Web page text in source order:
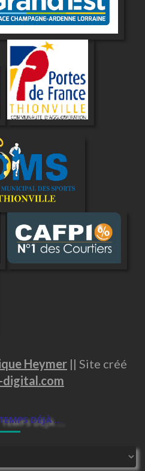
Heymer || Site créé
digital.com
DÉJÀ …